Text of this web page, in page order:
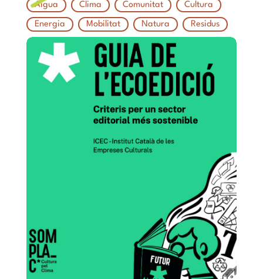
Aigua
Clima Comunitat Cultura
Energia Mobilitat Natura Residus